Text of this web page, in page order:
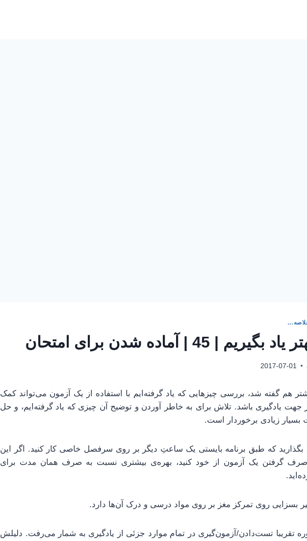
| 45 | آماده شدن برای امتحان
2017-07-01
هم گفته شد، بررسی چیزهایی که یاد گرفته‌ایم با استفاده از یک آزمون می‌تواند کمک
جهت یادگیری باشد. تلاش برای به خاطر آوردن و توضیح آن چیزی که یاد گرفته‌ایم، و حل
بسیار زیادی برخوردار است.
که طبق برنامه بایستی یک ساعتِ دیگر بر روی سرفصل خاصی کار کنید. اگر این
گرفتن یک آزمون از خود کنید، بهره‌ی بیشتری نسبت به صرف همان مدت برای
بسزایی روی تمرکز مغز بر روی مواد درسی و درک آن‌ها دارد.
تقریبا تست‌دادن/آزمون‌گیری در تمام موارد جزئی از یادگیری به شمار می‌رفت. دلیلش